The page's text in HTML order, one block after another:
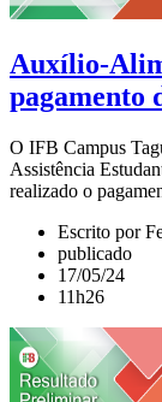
Auxílio-
pagamento
O IFB Campus
Assistência
realizado o
Escrito por
publicado
17/05/24
11h26